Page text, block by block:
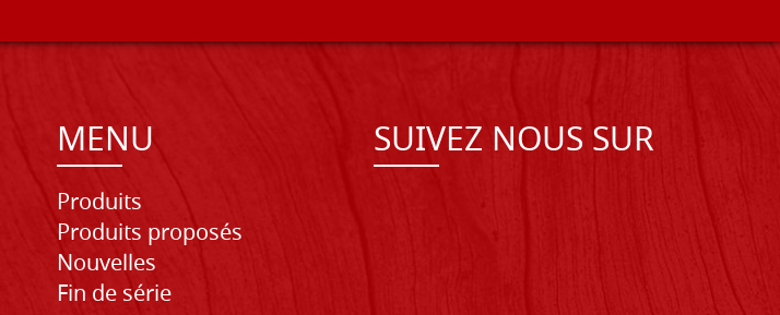
MENU
Produits
Produits proposés
Nouvelles
Fin de série
SUIVEZ NOUS SUR